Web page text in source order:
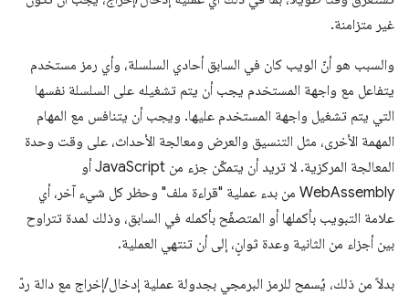
غير متزامنة.
والسبب هو أنّ الويب كان في السابق أحادي السلسلة، وأي رمز مستخدم
يتفاعل مع واجهة المستخدم يجب أن يتم تشغيله على السلسلة نفسها
التي يتم تشغيل واجهة المستخدم عليها. ويجب أن يتنافس مع المهام
المهمة الأخرى، مثل التنسيق والعرض ومعالجة الأحداث، على وقت وحدة
المعالجة المركزية. لا تريد أن يتمكّن جزء من JavaScript أو
WebAssembly من بدء عملية "قراءة ملف" وحظر كل شيء آخر، أي
علامة التبويب بأكملها أو المتصفّح بأكمله في السابق، وذلك لمدة تتراوح
بين أجزاء من الثانية وعدة ثوانٍ، إلى أن تنتهي العملية.
بدلاً من ذلك، يُسمح للرمز البرمجي بجدولة عملية إدخال/إخراج مع دالة ردّ